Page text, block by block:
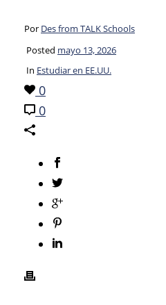
Por Des from TALK Schools
Posted mayo 13, 2026
In Estudiar en EE.UU.
0
0